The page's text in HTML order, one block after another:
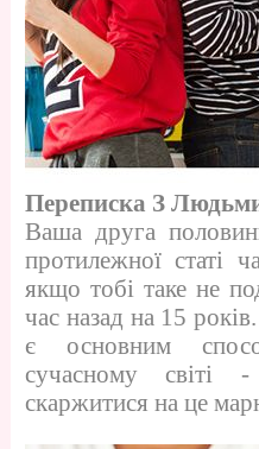
Переписка З
Ваша друга
протилежної статі
якщо тобі таке не
час назад на 15
є основним
сучасному світі
скаржитися на це